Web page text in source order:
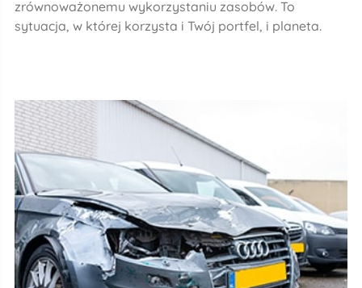
zrównoważonemu wykorzystaniu zasobów. To
sytuacja, w której korzysta i Twój portfel, i planeta.